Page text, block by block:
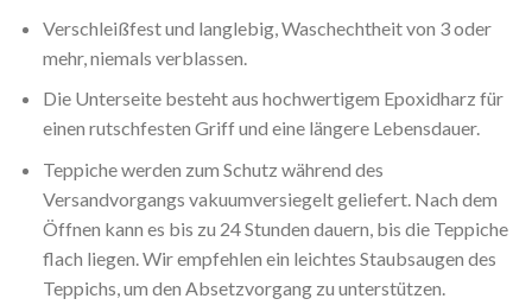
Verschleißfest und langlebig, Waschechtheit von 3 oder
mehr, niemals verblassen.
Die Unterseite besteht aus hochwertigem Epoxidharz für
einen rutschfesten Griff und eine längere Lebensdauer.
Teppiche werden zum Schutz während des
Versandvorgangs vakuumversiegelt geliefert. Nach dem
Öffnen kann es bis zu 24 Stunden dauern, bis die Teppiche
flach liegen. Wir empfehlen ein leichtes Staubsaugen des
Teppichs, um den Absetzvorgang zu unterstützen.